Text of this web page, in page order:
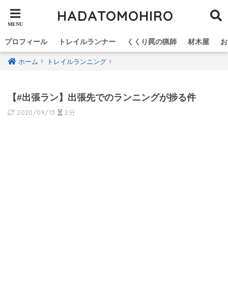
HADATOMOHIRO
プロフィール トレイルランナー くくり罠の猟師 材木屋
ホーム トレイルランニング
【#出張ラン】出張先でのランニングが捗る件
2020/09/13 2分